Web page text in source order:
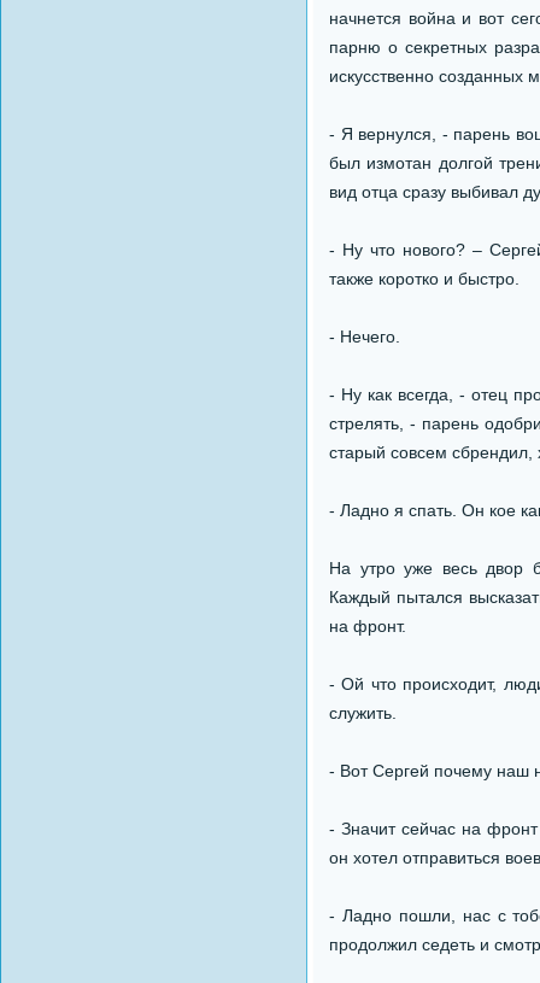
начнется война и вот
парню о секретных
искусственно созданных
- Я вернулся, - парень
был измотан долгой
вид отца сразу выбивал
- Ну что нового? –
также коротко и быстро.
- Нечего.
- Ну как всегда, - отец
стрелять, - парень
старый совсем сбрендил,
- Ладно я спать. Он кое
На утро уже весь двор
Каждый пытался
на фронт.
- Ой что происходит,
служить.
- Вот Сергей почему наш
- Значит сейчас на
он хотел отправиться
- Ладно пошли, нас с
продолжил седеть и